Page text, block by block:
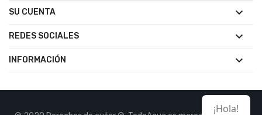
SU CUENTA 
REDES SOCIALES 
INFORMACIÓN 
¡Hola!